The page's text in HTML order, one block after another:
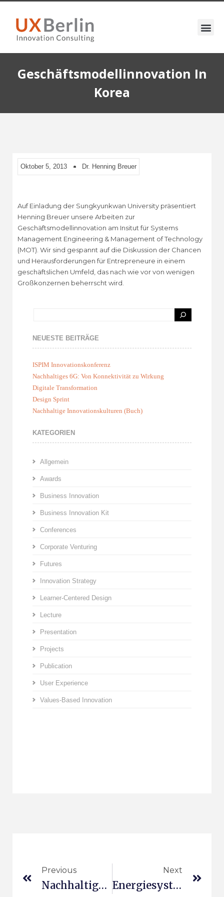
Geschäftsmodellinnovation In
Korea
Oktober 5, 2013 Dr. Henning Breuer
Auf Einladung der Sungkyunkwan University präsentiert
Henning Breuer unsere Arbeiten zur
Geschäftsmodellinnovation am Insitut für Systems
Management Engineering & Management of Technology
(MOT). Wir sind gespannt auf die Diskussion der Chancen
und Herausforderungen für Entrepreneure in einem
geschäftslichen Umfeld, das nach wie vor von wenigen
Großkonzernen beherrscht wird.
NEUESTE BEITRÄGE
ISPIM Innovationskonferenz
Nachhaltiges 6G: Von Konnektivität zu Wirkung
Digitale Transformation
Design Sprint
Nachhaltige Innovationskulturen (Buch)
KATEGORIEN
Allgemein
Awards
Business Innovation
Business Innovation Kit
Conferences
Corporate Venturing
Futures
Innovation Strategy
Learner-Centered Design
Lecture
Presentation
Projects
Publication
User Experience
Values-Based Innovation
Previous
Nachhaltige Geschäftsmodelle
Next
Energiesysteme Der Zukunft